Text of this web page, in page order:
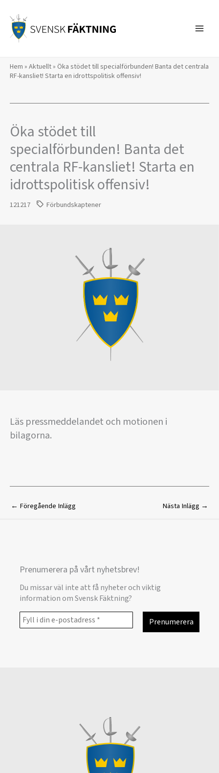
innehåll
Hem » Aktuellt» Öka stödet till specialförbunden! Banta det centrala
RF-kansliet! Starta en idrottspolitisk offensiv!
Öka stödet till
specialförbunden! Banta det
centrala RF-kansliet! Starta en
idrottspolitisk offensiv!
121217 Förbundskaptener
Läs pressmeddelandet och motionen i
bilagorna.
← Föregående Inlägg Nästa Inlägg →
Prenumerera på vårt nyhetsbrev!
Du missar väl inte att få nyheter och viktig
information om Svensk Fäktning?